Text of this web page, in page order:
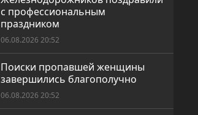
с профессиональным
праздником
06.08.2026 20:52
Поиски пропавшей женщины
завершились благополучно
06.08.2026 20:52